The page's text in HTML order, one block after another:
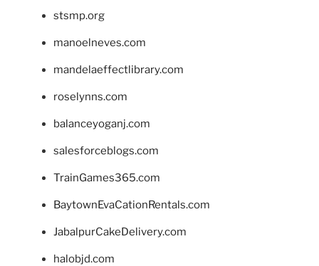
stsmp.org
manoelneves.com
mandelaeffectlibrary.com
roselynns.com
balanceyoganj.com
salesforceblogs.com
TrainGames365.com
BaytownEvaCationRentals.com
JabalpurCakeDelivery.com
halobjd.com